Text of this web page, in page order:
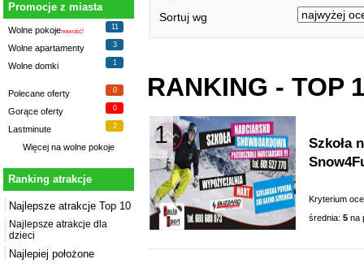
Promocje z miasta
Wolne pokojenowość!
11
Wolne apartamenty 3
Wolne domki 1
Polecane oferty 0
Gorące oferty 0
Lastminute 2
Więcej na wolne pokoje
Ranking atrakcje
Najlepsze atrakcje Top 10
Najlepsze atrakcje dla
dzieci
Najlepiej położone
Sortuj wg
RANKING - TOP
1
Szkoła
Kryterium
średnia: 5 na